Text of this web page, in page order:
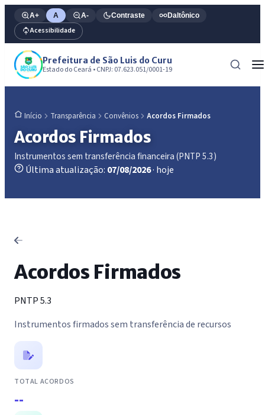
A+ A A- Contraste Daltônico
Acessibilidade
Prefeitura de São Luis do Curu
Estado do Ceará • CNPJ: 07.623.051/0001-19
Início Transparência Convênios Acordos Firmados
Acordos Firmados
Instrumentos sem transferência financeira (PNTP 5.3)
Última atualização: 07/08/2026· hoje
Acordos Firmados
PNTP 5.3
Instrumentos firmados sem transferência de recursos
TOTAL ACORDOS
--